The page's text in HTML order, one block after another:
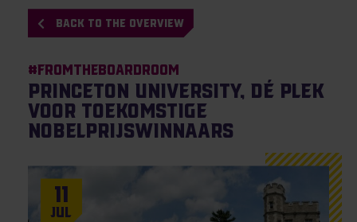
BACK TO THE OVERVIEW
#Fromtheboardroom
Princeton University, dé plek
voor toekomstige
Nobelprijswinnaars
11
Jul